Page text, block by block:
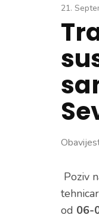
21.
Poziv
od 06-